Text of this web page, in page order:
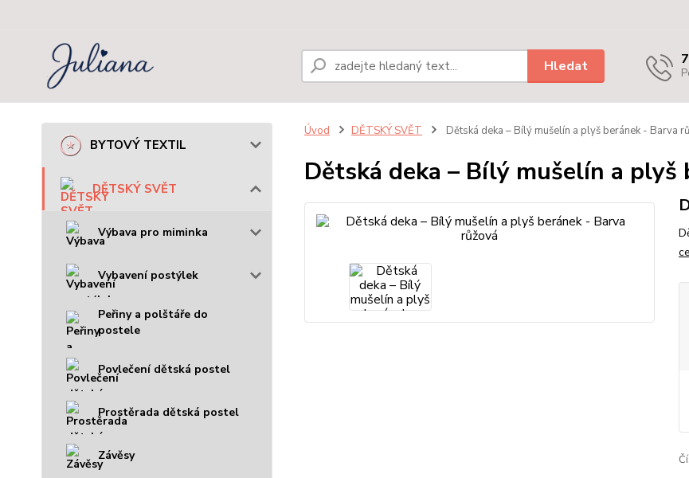
Hledat
BYTOVÝ TEXTIL
DĚTSKÝ SVĚT
Výbava pro miminka
Vybavení postýlek
Peřiny a polštáře do
postele
Povlečení dětská postel
Prostěrada dětská postel
Závěsy
Úvod DĚTSKÝ SVĚT Dětská deka – Bílý mušelín a plyš beránek - Barva
Dětská deka – Bílý mušelín a plyš